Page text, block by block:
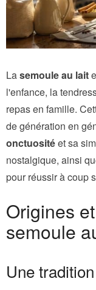
Lasemoule au lait
l'enfance, la
repas en famille.
de génération en
onctuositéet sa
nostalgique, ainsi
pour réussir à coup
Origines
semoule
Une